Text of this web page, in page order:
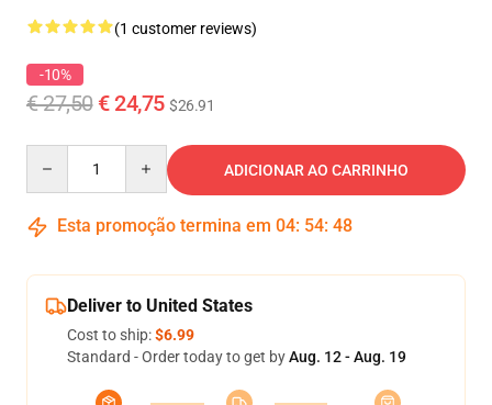
(1 customer reviews)
-10%
€ 27,50 € 24,75 $26.91
ADICIONAR AO CARRINHO
Esta promoção termina em 04: 54: 48
Deliver to United States
Cost to ship:$6.99
Standard - Order today to get byAug. 12 - Aug. 19